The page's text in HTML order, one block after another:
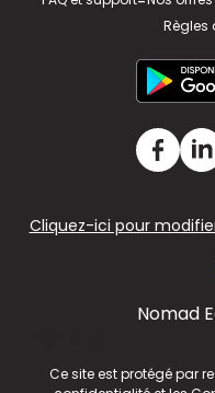
Règles
Cliquez-ici pour
Nomad
Ce site est protégé par